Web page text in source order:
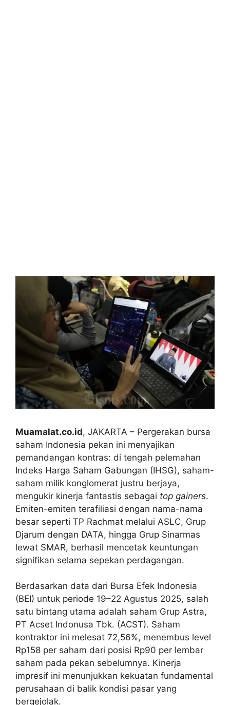
Muamalat.co.id, JAKARTA – Pergerakan bursa
saham Indonesia pekan ini menyajikan
pemandangan kontras: di tengah pelemahan
Indeks Harga Saham Gabungan (IHSG), saham-
saham milik konglomerat justru berjaya,
mengukir kinerja fantastis sebagai top gainers.
Emiten-emiten terafiliasi dengan nama-nama
besar seperti TP Rachmat melalui ASLC, Grup
Djarum dengan DATA, hingga Grup Sinarmas
lewat SMAR, berhasil mencetak keuntungan
signifikan selama sepekan perdagangan.
Berdasarkan data dari Bursa Efek Indonesia
(BEI) untuk periode 19–22 Agustus 2025, salah
satu bintang utama adalah saham Grup Astra,
PT Acset Indonusa Tbk. (ACST). Saham
kontraktor ini melesat 72,56%, menembus level
Rp158 per saham dari posisi Rp90 per lembar
saham pada pekan sebelumnya. Kinerja
impresif ini menunjukkan kekuatan fundamental
perusahaan di balik kondisi pasar yang
bergejolak.